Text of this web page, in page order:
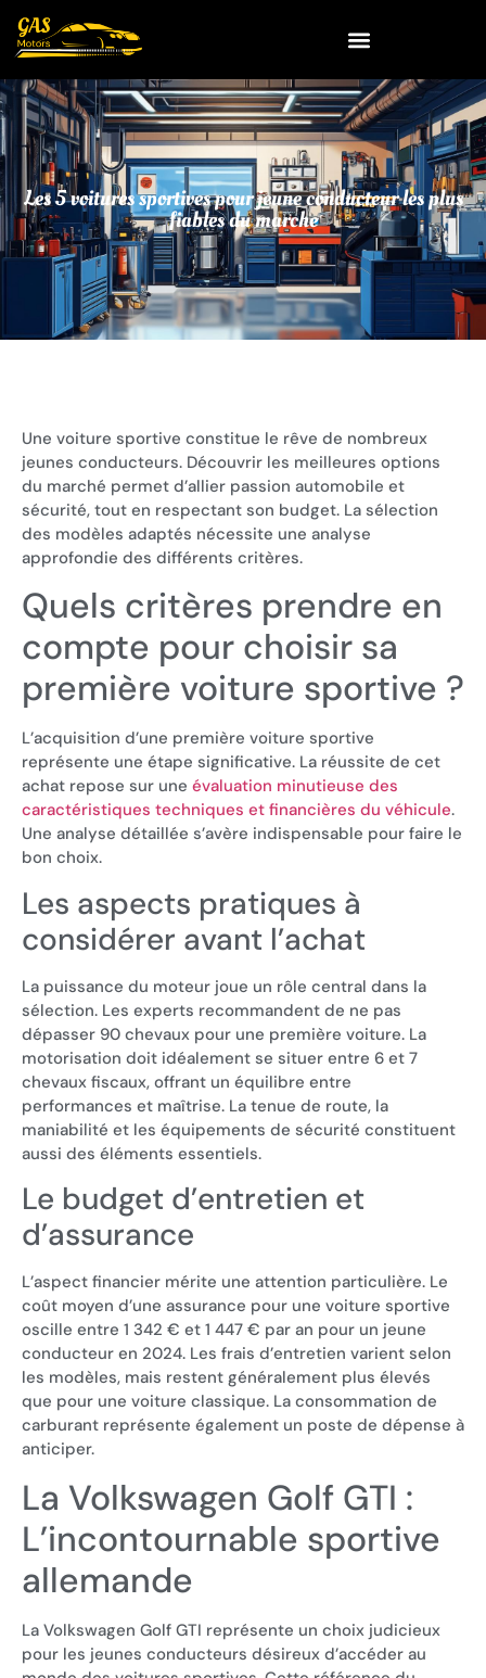
Les 5 voitures sportives pour jeune conducteur les plus
fiables du marche
Une voiture sportive constitue le rêve de nombreux
jeunes conducteurs. Découvrir les meilleures options
du marché permet d’allier passion automobile et
sécurité, tout en respectant son budget. La sélection
des modèles adaptés nécessite une analyse
approfondie des différents critères.
Quels critères prendre en
compte pour choisir sa
première voiture sportive ?
L’acquisition d’une première voiture sportive
représente une étape significative. La réussite de cet
achat repose sur une évaluation minutieuse des
caractéristiques techniques et financières du véhicule.
Une analyse détaillée s’avère indispensable pour faire le
bon choix.
Les aspects pratiques à
considérer avant l’achat
La puissance du moteur joue un rôle central dans la
sélection. Les experts recommandent de ne pas
dépasser 90 chevaux pour une première voiture. La
motorisation doit idéalement se situer entre 6 et 7
chevaux fiscaux, offrant un équilibre entre
performances et maîtrise. La tenue de route, la
maniabilité et les équipements de sécurité constituent
aussi des éléments essentiels.
Le budget d’entretien et
d’assurance
L’aspect financier mérite une attention particulière. Le
coût moyen d’une assurance pour une voiture sportive
oscille entre 1 342 € et 1 447 € par an pour un jeune
conducteur en 2024. Les frais d’entretien varient selon
les modèles, mais restent généralement plus élevés
que pour une voiture classique. La consommation de
carburant représente également un poste de dépense à
anticiper.
La Volkswagen Golf GTI :
L’incontournable sportive
allemande
La Volkswagen Golf GTI représente un choix judicieux
pour les jeunes conducteurs désireux d’accéder au